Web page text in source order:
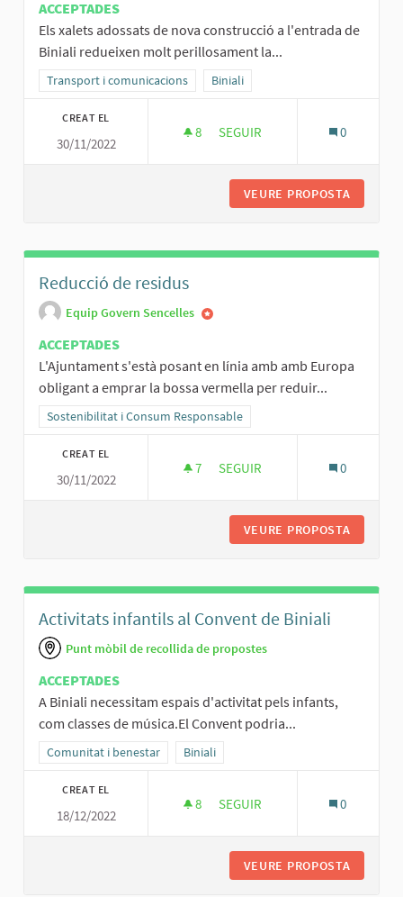
ACCEPTADES
Els xalets adossats de nova construcció a l'entrada de
Biniali redueixen molt perillosament la...
Resultats al filtrar per la categoria: Transport i comunicacions
Transport i comunicacions Resultats al filtrar per l'àmbit:
Biniali
CREAT EL
30/11/2022
8 8 SEGUIDORES
SEGUIR 0
VEURE PROPOSTA
Reducció de residus
Equip Govern Sencelles
ACCEPTADES
L'Ajuntament s'està posant en línia amb amb Europa
obligant a emprar la bossa vermella per reduir...
Resultats al filtrar per la categoria: Sostenibilitat i Consum
Sostenibilitat i Consum Responsable
CREAT EL
30/11/2022
7 7 SEGUIDORES
SEGUIR 0
VEURE PROPOSTA
Activitats infantils al Convent de Biniali
Punt mòbil de recollida de propostes
ACCEPTADES
A Biniali necessitam espais d'activitat pels infants,
com classes de música.El Convent podria...
Resultats al filtrar per la categoria: Comunitat i benestar
Comunitat i benestar Resultats al filtrar per l'àmbit: Biniali
Biniali
CREAT EL
18/12/2022
8 8 SEGUIDORES
SEGUIR 0
VEURE PROPOSTA